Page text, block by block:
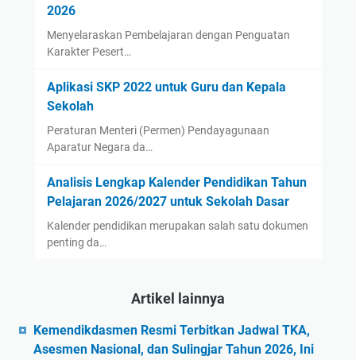
2026
Menyelaraskan Pembelajaran dengan Penguatan
Karakter Pesert…
Aplikasi SKP 2022 untuk Guru dan Kepala
Sekolah
Peraturan Menteri (Permen) Pendayagunaan
Aparatur Negara da…
Analisis Lengkap Kalender Pendidikan Tahun
Pelajaran 2026/2027 untuk Sekolah Dasar
Kalender pendidikan merupakan salah satu dokumen
penting da…
Artikel lainnya
Kemendikdasmen Resmi Terbitkan Jadwal TKA,
Asesmen Nasional, dan Sulingjar Tahun 2026, Ini